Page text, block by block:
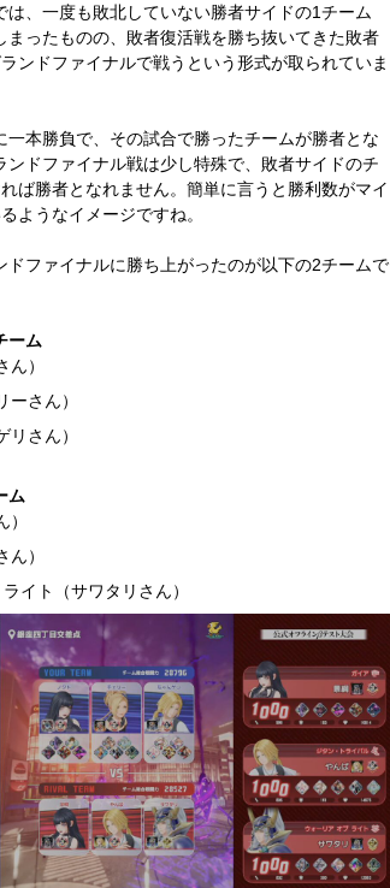
、一度も敗北していない勝者サイドの1チーム
まったものの、敗者復活戦を勝ち抜いてきた敗者
ンドファイナルで戦うという形式が取られていま
本勝負で、その試合で勝ったチームが勝者とな
ンドファイナル戦は少し特殊で、敗者サイドのチ
ば勝者となれません。簡単に言うと勝利数がマイ
ようなイメージですね。
ファイナルに勝ち上がったのが以下の2チームで
ーム
）
ーさん）
リさん）
ム
）
イト（サワタリさん）